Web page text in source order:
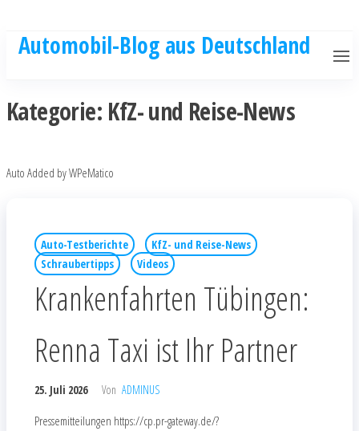
Automobil-Blog aus Deutschland
Kategorie: KfZ- und Reise-News
Auto Added by WPeMatico
Auto-Testberichte
KfZ- und Reise-News
Schraubertipps
Videos
Krankenfahrten Tübingen:
Renna Taxi ist Ihr Partner
25. Juli 2026 Von ADMINUS
Pressemitteilungen https://cp.pr-gateway.de/?